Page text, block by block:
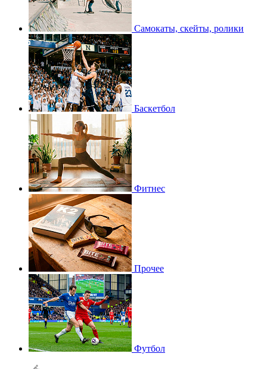
Самокаты, скейты, ролики
Баскетбол
Фитнес
Прочее
Футбол